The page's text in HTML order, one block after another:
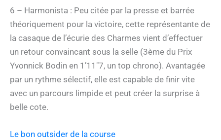
6 – Harmonista : Peu citée par la presse et barrée
théoriquement pour la victoire, cette représentante de
la casaque de l’écurie des Charmes vient d’effectuer
un retour convaincant sous la selle (3ème du Prix
Yvonnick Bodin en 1’11″7, un top chrono). Avantagée
par un rythme sélectif, elle est capable de finir vite
avec un parcours limpide et peut créer la surprise à
belle cote.
Le bon outsider de la course